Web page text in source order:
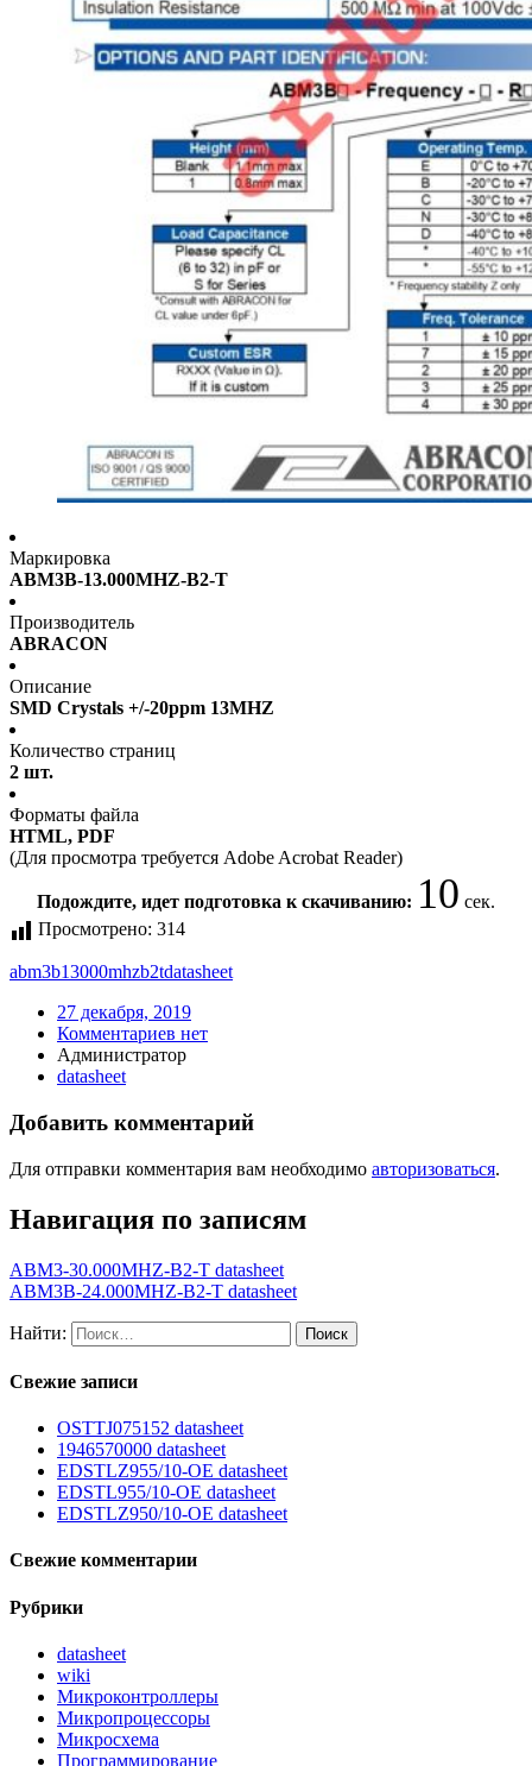
Маркировка
ABM3B-13.000MHZ-B2-T
Производитель
ABRACON
Описание
SMD Crystals +/-20ppm 13MHZ
Количество страниц
2 шт.
Форматы файла
HTML, PDF
(Для просмотра требуется Adobe Acrobat Reader)
Подождите, идет подготовка к скачиванию: 10 сек.
Просмотрено: 314
abm3b13000mhzb2tdatasheet
27 декабря, 2019
Комментариев нет
Администратор
datasheet
Добавить комментарий
Для отправки комментария вам необходимо авторизоваться.
Навигация по записям
ABM3-30.000MHZ-B2-T datasheet
ABM3B-24.000MHZ-B2-T datasheet
Найти:
Свежие записи
OSTTJ075152 datasheet
1946570000 datasheet
EDSTLZ955/10-OE datasheet
EDSTL955/10-OE datasheet
EDSTLZ950/10-OE datasheet
Свежие комментарии
Рубрики
datasheet
wiki
Микроконтроллеры
Микропроцессоры
Микросхема
Программирование